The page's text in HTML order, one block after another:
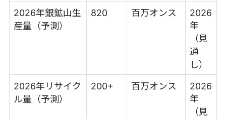
2026年銀鉱山生
産量（予測）
820 百万オンス
2026
年
（見
通
し）
2026年リサイク
ル量（予測）
200+ 百万オンス
2026
年
（見